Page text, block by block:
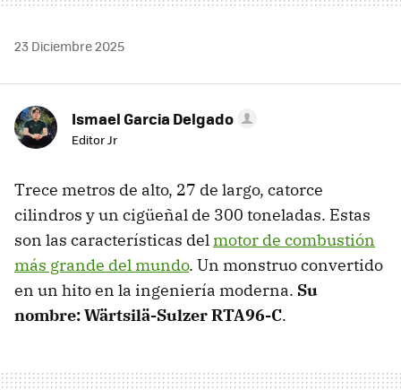
23 Diciembre 2025
Ismael Garcia Delgado
Editor Jr
Trece metros de alto, 27 de largo, catorce
cilindros y un cigüeñal de 300 toneladas. Estas
son las características delmotor de combustión
más grande del mundo. Un monstruo convertido
en un hito en la ingeniería moderna. Su
nombre:Wärtsilä-Sulzer RTA96-C.